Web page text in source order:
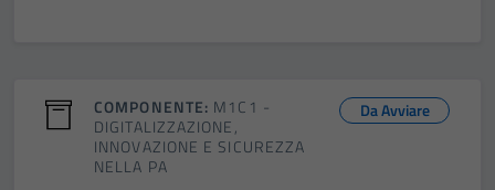
COMPONENTE: M1C1 -
DIGITALIZZAZIONE,
INNOVAZIONE E SICUREZZA
NELLA PA
Da Avviare